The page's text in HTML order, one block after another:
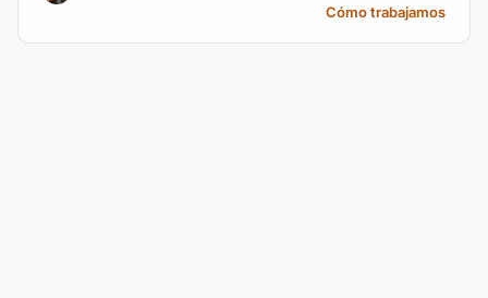
Cómo trabajamos